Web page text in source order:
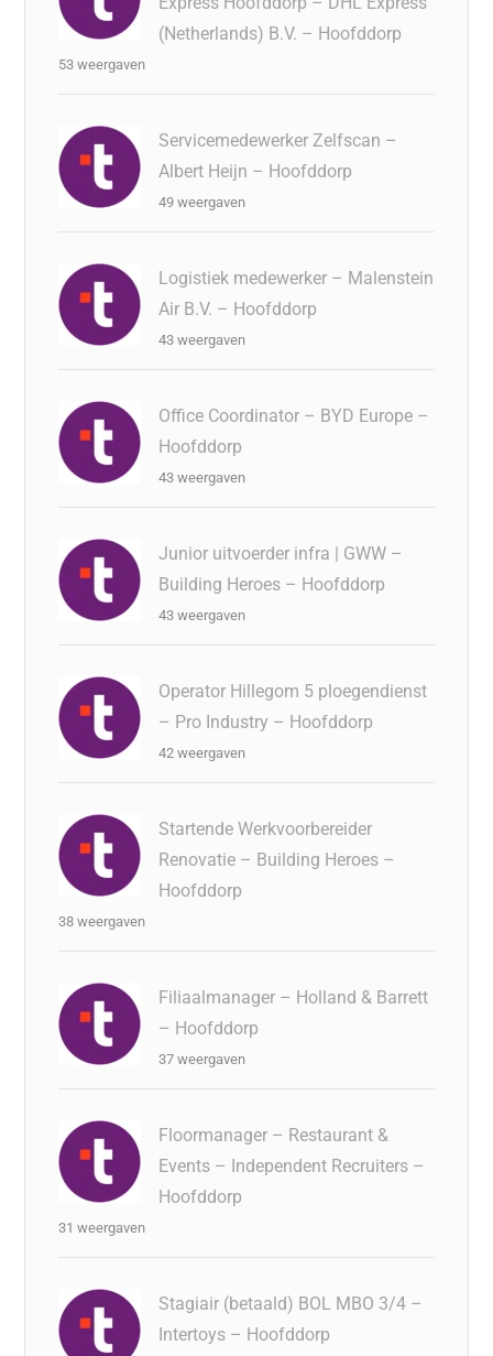
(Netherlands) B.V. – Hoofddorp
53 weergaven
Servicemedewerker Zelfscan –
Albert Heijn – Hoofddorp
49 weergaven
Logistiek medewerker – Malenstein
Air B.V. – Hoofddorp
43 weergaven
Office Coordinator – BYD Europe –
Hoofddorp
43 weergaven
Junior uitvoerder infra | GWW –
Building Heroes – Hoofddorp
43 weergaven
Operator Hillegom 5 ploegendienst
– Pro Industry – Hoofddorp
42 weergaven
Startende Werkvoorbereider
Renovatie – Building Heroes –
Hoofddorp
38 weergaven
Filiaalmanager – Holland & Barrett
– Hoofddorp
37 weergaven
Floormanager – Restaurant &
Events – Independent Recruiters –
Hoofddorp
31 weergaven
Stagiair (betaald) BOL MBO 3/4 –
Intertoys – Hoofddorp